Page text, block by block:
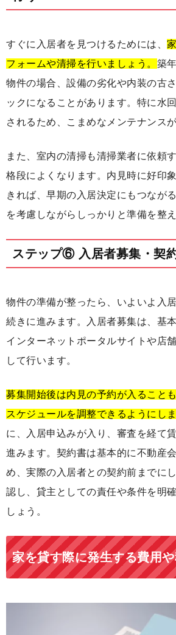
すぐに入居者を見つけるためには、
フォームや清掃を行いましょう。 築
物件の場合、設備の劣化や内装の古
ックになることがあります。特に水
されるため、こまめなメンテナンスが
また、室内の清掃も清掃業者に依頼
格段によくなります。内見時に好印
きれば、早期の入居決定にもつなが
を考慮しながらしっかりと準備を整え
ステップ⑥ 入居者募集・契
物件の準備が整ったら、いよいよ入
続きに進みます。入居者募集は、基
インターネットポータルサイトや店
して行います。
募集開始後は内見の予約が入ること
スケジュールを調整できるようにし
に、入居申込みが入り、審査を経て
進みます。契約書は基本的に不動産
め、実際の入居者との契約前までに
認し、貸主としての責任や条件を明
しょう。
家を貸す際に発生する費用